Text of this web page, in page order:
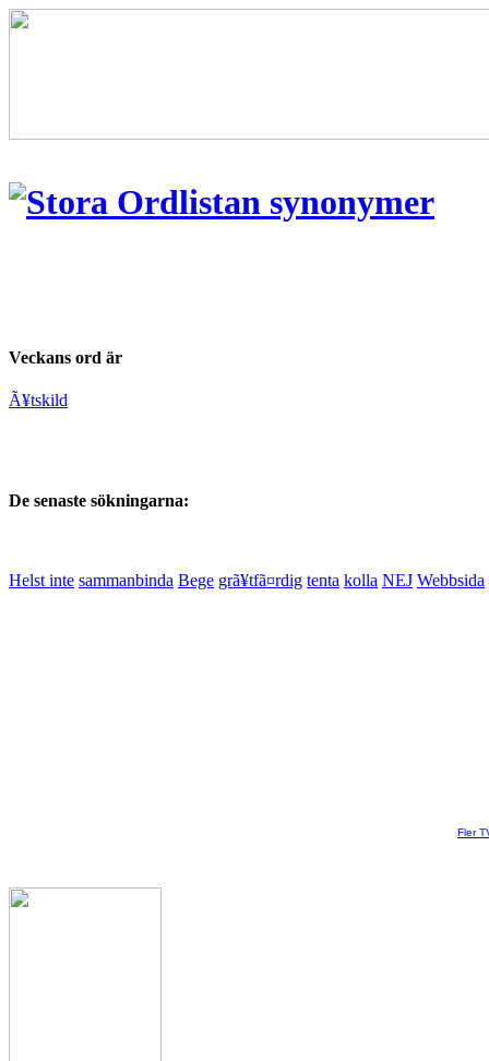
Veckans ord är
Ã¥tskild
De senaste sökningarna:
Helst inte sammanbinda Bege grã¥tfã¤rdig tenta kolla NEJ Webbsida
Fler